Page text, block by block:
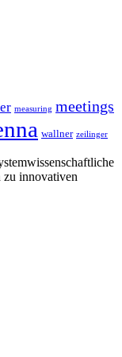
measuring meetings
wallner zeilinger
zu innovativen